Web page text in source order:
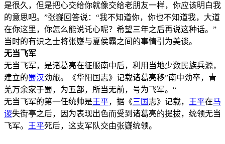
是很久，但是把心交给你就像交给老朋友一样，你应该明白我
的意思吧。”张嶷回答说：“我不知道你，你也不知道我，大道
在你这里，你怎么能说讬心呢？希望三年之后再说这种话。”
当时的有识之士将张嶷与夏侯霸之间的事情引为美谈。
无当飞军
无当飞军，是诸葛亮在征服南中后，利用当地少数民族兵源，
建立的蜀汉劲旅。《华阳国志》记载诸葛亮移”南中劲卒，青
羌万余家于蜀，为五部，所当无前，号为飞军。“
无当飞军的第一任统帅是王平，据《三国志》记载， 王平在马
谡失街亭之后，因为表现出色而受到诸葛亮的提拔，统领无当
飞军。
王平死后，这支军队交由张嶷统领。